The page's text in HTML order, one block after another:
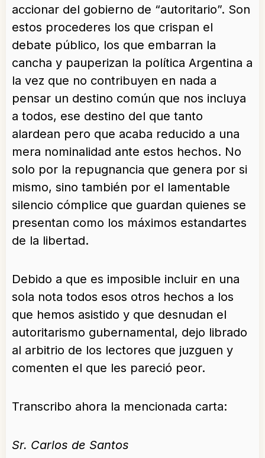
accionar del gobierno de “autoritario”. Son
estos procederes los que crispan el
debate público, los que embarran la
cancha y pauperizan la política Argentina a
la vez que no contribuyen en nada a
pensar un destino común que nos incluya
a todos, ese destino del que tanto
alardean pero que acaba reducido a una
mera nominalidad ante estos hechos. No
solo por la repugnancia que genera por si
mismo, sino también por el lamentable
silencio cómplice que guardan quienes se
presentan como los máximos estandartes
de la libertad.
Debido a que es imposible incluir en una
sola nota todos esos otros hechos a los
que hemos asistido y que desnudan el
autoritarismo gubernamental, dejo librado
al arbitrio de los lectores que juzguen y
comenten el que les pareció peor.
Transcribo ahora la mencionada carta:
Sr. Carlos de Santos